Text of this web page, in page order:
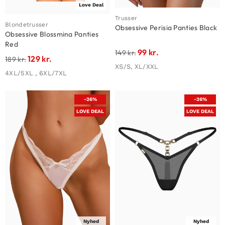
Love Deal
Blondetrusser
Obsessive Blossmina Panties
Red
189kr.129 kr.
4XL/5XL , 6XL/7XL
Trusser
Obsessive Perisia Panties Black
149kr.99 kr.
XS/S, XL/XXL
-26%
LOVE DEAL
Nyhed
-26%
LOVE DEAL
Nyhed